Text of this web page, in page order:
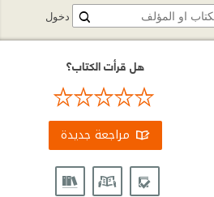
هل قرأت الكتاب؟
مراجعة جديدة
دخول